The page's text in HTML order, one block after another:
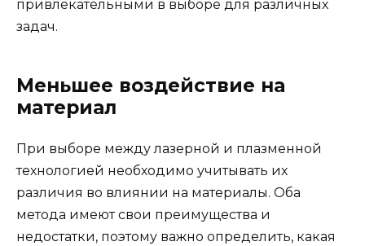
привлекательными в выборе для различных
задач.
Меньшее воздействие на
материал
При выборе между лазерной и плазменной
технологией необходимо учитывать их
различия во влиянии на материалы. Оба
метода имеют свои преимущества и
недостатки, поэтому важно определить, какая